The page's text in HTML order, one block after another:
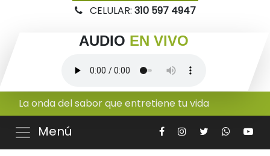
CELULAR: 310 597 4947
AUDIO EN VIVO
La onda del sabor que entretiene tu vida
Menú